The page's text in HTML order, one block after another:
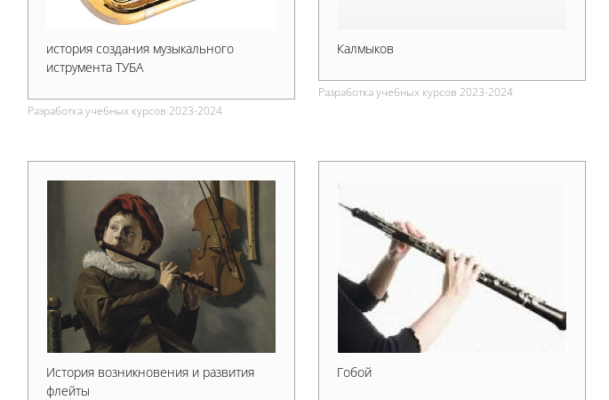
история создания музыкального
иструмента ТУБА
Разработка учебных курсов 2023-2024
Калмыков
Разработка учебных курсов 2023-2024
История возникновения и развития
флейты
Гобой